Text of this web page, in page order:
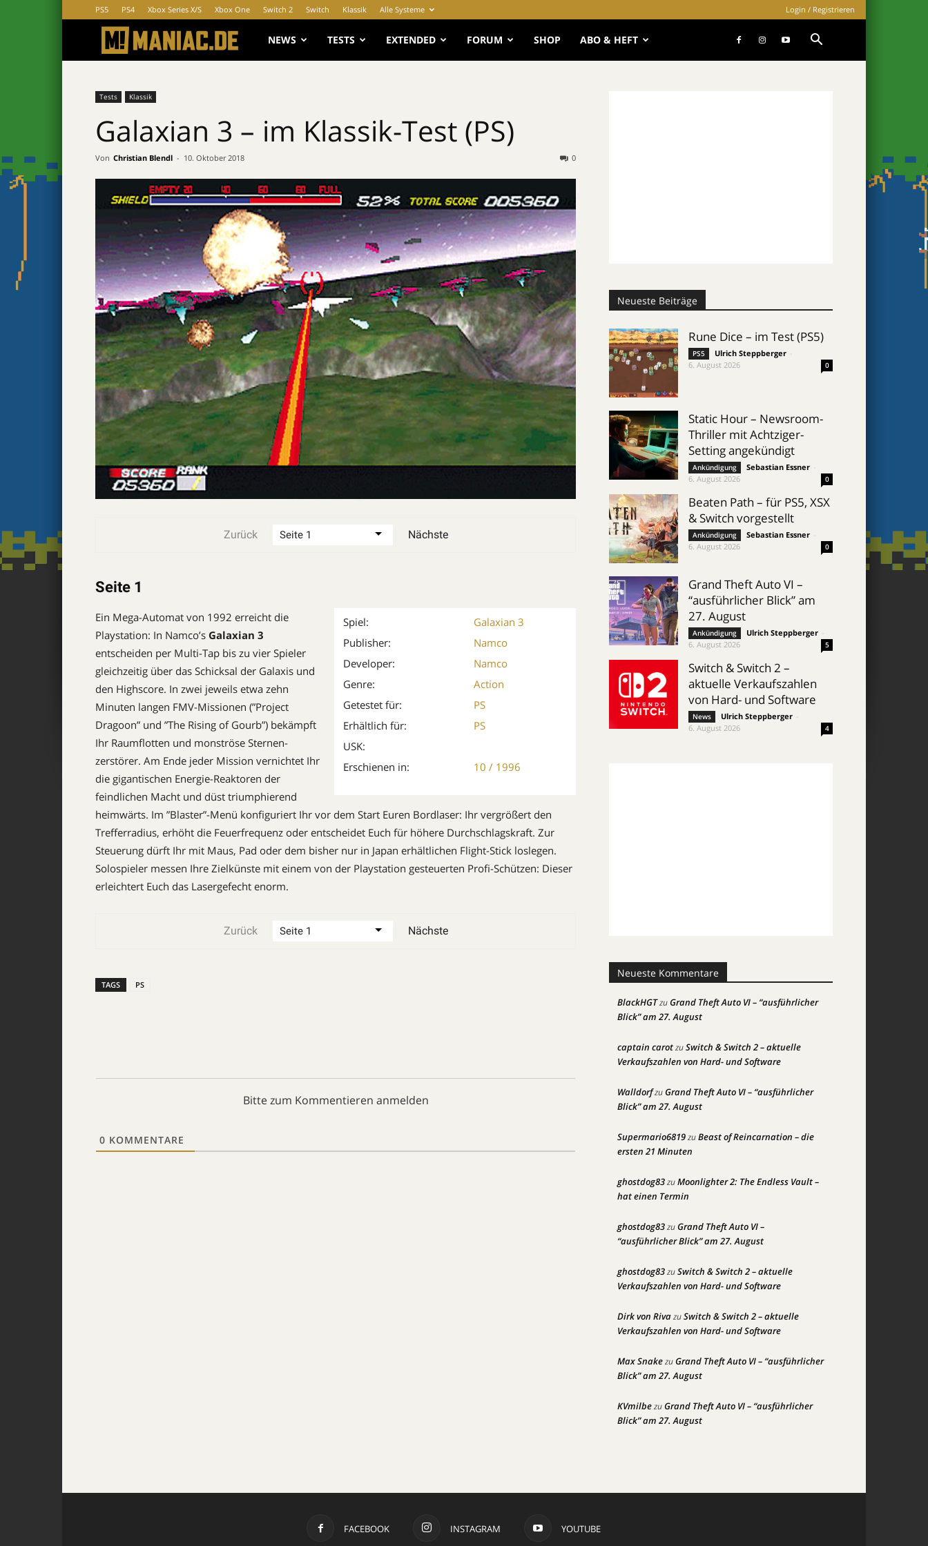
PS5 PS4 Xbox Series X/S Xbox One Switch 2 Switch Klassik Alle Systeme Login / Registrieren
MANIAC.de
NEWS TESTS EXTENDED FORUM SHOP ABO & HEFT
Tests Klassik
Galaxian 3 – im Klassik-Test (PS)
Von Christian Blendl - 10. Oktober 2018 0
Zurück Nächste
Seite 1
Spiel:
Galaxian 3
Publisher:
Namco
Developer:
Namco
Genre:
Action
Getestet für:
PS
Erhältlich für:
PS
USK:
Erschienen in:
10 / 1996
Ein Mega-Automat von 1992 erreicht die
Playstation: In Namco’s Galaxian 3
entscheiden per Multi-Tap bis zu vier Spieler
gleichzeitig über das Schicksal der Galaxis und
den Highscore. In zwei jeweils etwa zehn
Minuten langen FMV-Missionen (”Project
Dragoon” und ”The Rising of Gourb”) be­kämpft
Ihr Raumflotten und monströse Sternen­
zerstörer. Am Ende jeder Mission vernichtet Ihr
die gigantischen Energie-Reaktoren der
feindlichen Macht und düst triumphierend
heimwärts. Im ”Blas­ter”-Menü konfiguriert Ihr vor dem Start Euren Bordlaser: Ihr vergrößert den
Trefferradius, erhöht die Feuerfrequenz oder entscheidet Euch für höhere Durch­schlagskraft. Zur
Steuerung dürft Ihr mit Maus, Pad oder dem bisher nur in Japan erhältlichen Flight-Stick loslegen.
Solospieler messen Ihre Zielkünste mit einem von der Playstation gesteuerten Profi-Schützen: Dieser
erleichtert Euch das Lasergefecht enorm.
Zurück Nächste
TAGS PS
Bitte zum Kommentieren anmelden
0 KOMMENTARE
Neueste Beiträge
Rune Dice – im Test (PS5)
PS5 Ulrich Steppberger
6. August 2026
0
Static Hour – Newsroom-
Thriller mit Achtziger-
Setting angekündigt
Ankündigung Sebastian Essner
6. August 2026
0
Beaten Path – für PS5, XSX
& Switch vorgestellt
Ankündigung Sebastian Essner
6. August 2026
0
Grand Theft Auto VI –
“ausführlicher Blick” am
27. August
Ankündigung Ulrich Steppberger
6. August 2026
5
Switch & Switch 2 –
aktuelle Verkaufszahlen
von Hard- und Software
News Ulrich Steppberger
6. August 2026
4
Neueste Kommentare
BlackHGTzuGrand Theft Auto VI – “ausführlicher
Blick” am 27. August
captain carotzuSwitch & Switch 2 – aktuelle
Verkaufszahlen von Hard- und Software
WalldorfzuGrand Theft Auto VI – “ausführlicher
Blick” am 27. August
Supermario6819zuBeast of Reincarnation – die
ersten 21 Minuten
ghostdog83zuMoonlighter 2: The Endless Vault –
hat einen Termin
ghostdog83zuGrand Theft Auto VI –
“ausführlicher Blick” am 27. August
ghostdog83zuSwitch & Switch 2 – aktuelle
Verkaufszahlen von Hard- und Software
Dirk von RivazuSwitch & Switch 2 – aktuelle
Verkaufszahlen von Hard- und Software
Max SnakezuGrand Theft Auto VI – “ausführlicher
Blick” am 27. August
KVmilbezuGrand Theft Auto VI – “ausführlicher
Blick” am 27. August
FACEBOOK INSTAGRAM YOUTUBE